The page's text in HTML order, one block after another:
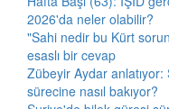
2026'da neler olabilir?
"Sahi nedir bu Kürt
esaslı bir cevap
Zübeyir Aydar
sürecine nasıl bakıyor?